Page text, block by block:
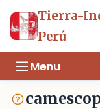
Tierra-
Perú
Menu